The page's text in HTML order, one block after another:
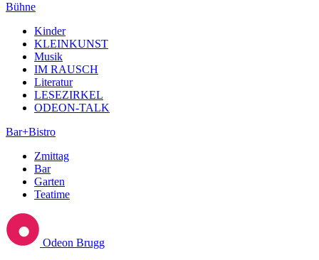
Bühne
Kinder
KLEINKUNST
Musik
IM RAUSCH
Literatur
LESEZIRKEL
ODEON-TALK
Bar+Bistro
Zmittag
Bar
Garten
Teatime
Odeon Brugg